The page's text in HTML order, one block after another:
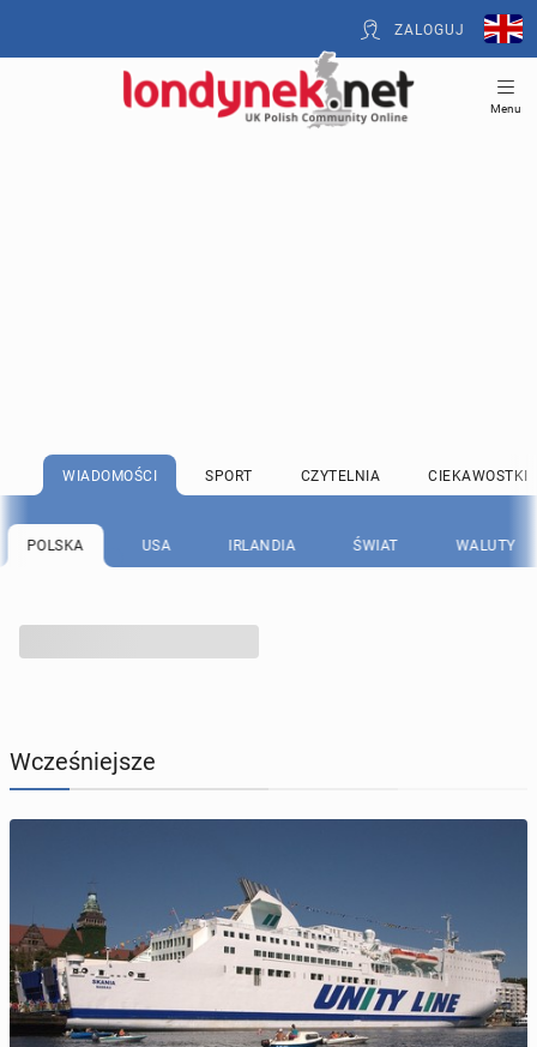
ZALOGUJ
Menu
WIADOMOŚCI SPORT CZYTELNIA CIEKAWOSTKI
POLSKA USA IRLANDIA ŚWIAT WALUTY
Wcześniejsze